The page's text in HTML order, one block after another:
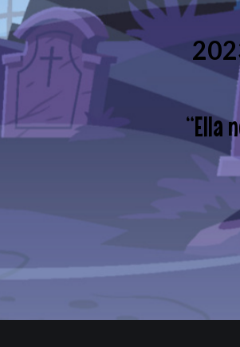
“Ella